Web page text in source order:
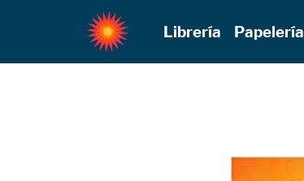
Librería Papelería